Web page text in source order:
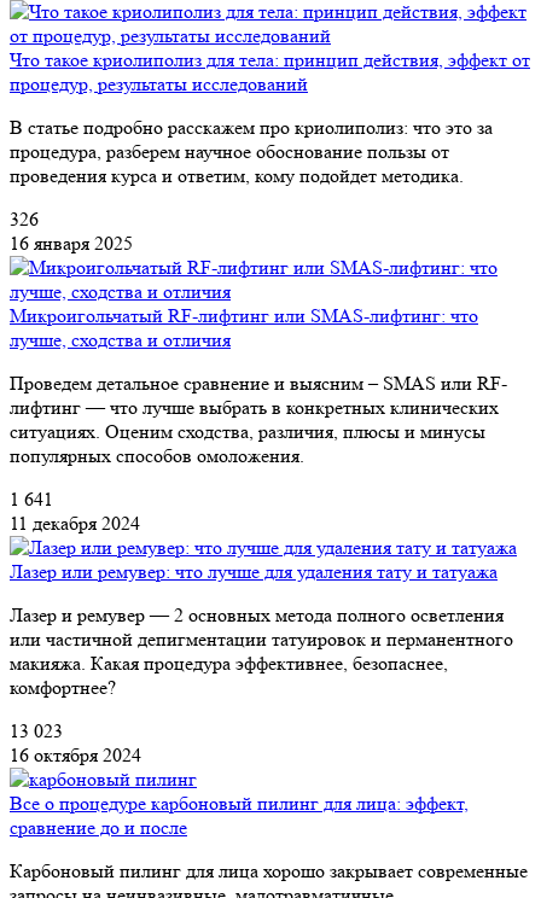
Что такое криолиполиз для тела: принцип действия, эффект от
процедур, результаты исследований
В статье подробно расскажем про криолиполиз: что это за
процедура, разберем научное обоснование пользы от
проведения курса и ответим, кому подойдет методика.
326
16 января 2025
Микроигольчатый RF-лифтинг или SMAS-лифтинг: что
лучше, сходства и отличия
Проведем детальное сравнение и выясним – SMAS или RF-
лифтинг — что лучше выбрать в конкретных клинических
ситуациях. Оценим сходства, различия, плюсы и минусы
популярных способов омоложения.
1 641
11 декабря 2024
Лазер или ремувер: что лучше для удаления тату и татуажа
Лазер и ремувер — 2 основных метода полного осветления
или частичной депигментации татуировок и перманентного
макияжа. Какая процедура эффективнее, безопаснее,
комфортнее?
13 023
16 октября 2024
Все о процедуре карбоновый пилинг для лица: эффект,
сравнение до и после
Карбоновый пилинг для лица хорошо закрывает современные